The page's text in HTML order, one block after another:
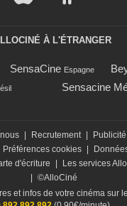
À L'ÉTRANGER
SensaCine Espagne
Sensacine
Recrutement Publicité
Préférences cookies
d'écriture Les services
©AlloCiné
et infos de votre cinéma sur